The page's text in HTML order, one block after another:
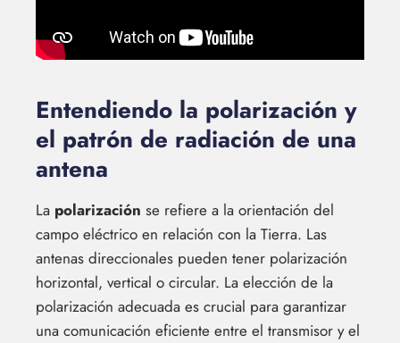
Entendiendo la polarización y
el patrón de radiación de una
antena
La polarización se refiere a la orientación del
campo eléctrico en relación con la Tierra. Las
antenas direccionales pueden tener polarización
horizontal, vertical o circular. La elección de la
polarización adecuada es crucial para garantizar
una comunicación eficiente entre el transmisor y el